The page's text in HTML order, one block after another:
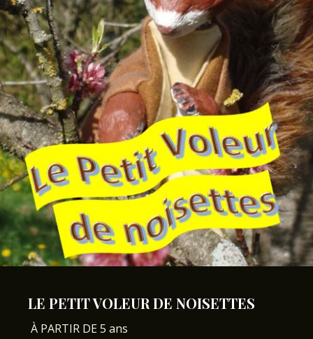
LE PETIT VOLEUR DE NOISETTES
À PARTIR DE 5 ans